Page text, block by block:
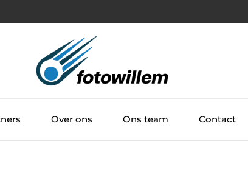
Over ons Ons team Contact